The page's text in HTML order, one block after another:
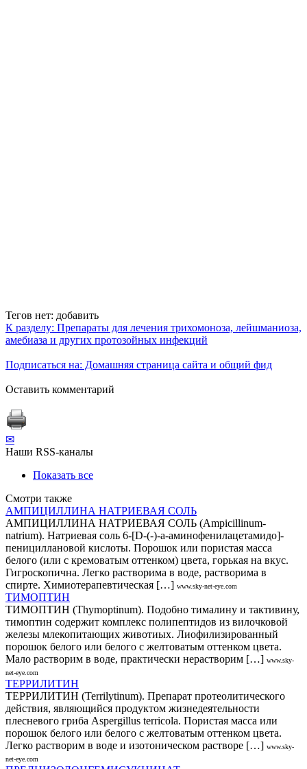
Тегов нет: добавить
К разделу: Препараты для лечения трихомоноза, лейшманиоза,
амебиаза и других протозойных инфекций
Подписаться на: Домашняя страница сайта и общий фид
Оставить комментарий
✉
Наши RSS-каналы
Показать все
Смотри также
АМПИЦИЛЛИНА НАТРИЕВАЯ СОЛЬ
АМПИЦИЛЛИНА НАТРИЕВАЯ СОЛЬ (Аmpicillinum-
natrium). Натриевая соль 6-[D-(-)-a-аминофенилацетамидо]-
пенициллановой кислоты. Порошок или пористая масса
белого (или с кремоватым оттенком) цвета, горькая на вкус.
Гигроскопична. Легко растворима в воде, растворима в
спирте. Химиотерапевтическая […] www.sky-net-eye.com
ТИМОПТИН
ТИМОПТИН (Thymoptinum). Подобно тималину и тактивину,
тимоптин содержит комплекс полипептидов из вилочковой
железы млекопитающих животиых. Лиофилизированный
порошок белого или белого с желтоватым оттенком цвета.
Мало растворим в воде, практически нерастворим […] www.sky-
net-eye.com
ТЕРРИЛИТИН
ТЕРРИЛИТИН (Теrrilytinum). Препарат протеолитического
действия, являющийся продуктом жизнедеятельности
плесневого гриба Аspergillus terriсоlа. Пористая масса или
порошок белого или белого с желтоватым оттенком цвета.
Легко растворим в воде и изотоническом растворе […] www.sky-
net-eye.com